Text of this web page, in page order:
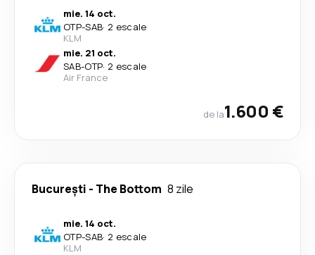
mie. 14 oct.
OTP-SAB· 2 escale
KLM
mie. 21 oct.
SAB-OTP· 2 escale
Air France
de la1.600 €
București - The Bottom 8 zile
mie. 14 oct.
OTP-SAB· 2 escale
KLM